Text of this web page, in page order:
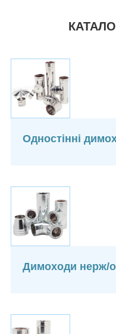
Одностінні
Димоходи нерж/